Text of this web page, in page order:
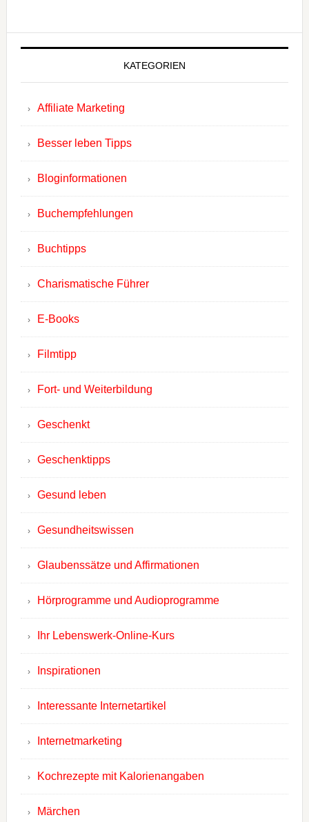
KATEGORIEN
Affiliate Marketing
Besser leben Tipps
Bloginformationen
Buchempfehlungen
Buchtipps
Charismatische Führer
E-Books
Filmtipp
Fort- und Weiterbildung
Geschenkt
Geschenktipps
Gesund leben
Gesundheitswissen
Glaubenssätze und Affirmationen
Hörprogramme und Audioprogramme
Ihr Lebenswerk-Online-Kurs
Inspirationen
Interessante Internetartikel
Internetmarketing
Kochrezepte mit Kalorienangaben
Märchen